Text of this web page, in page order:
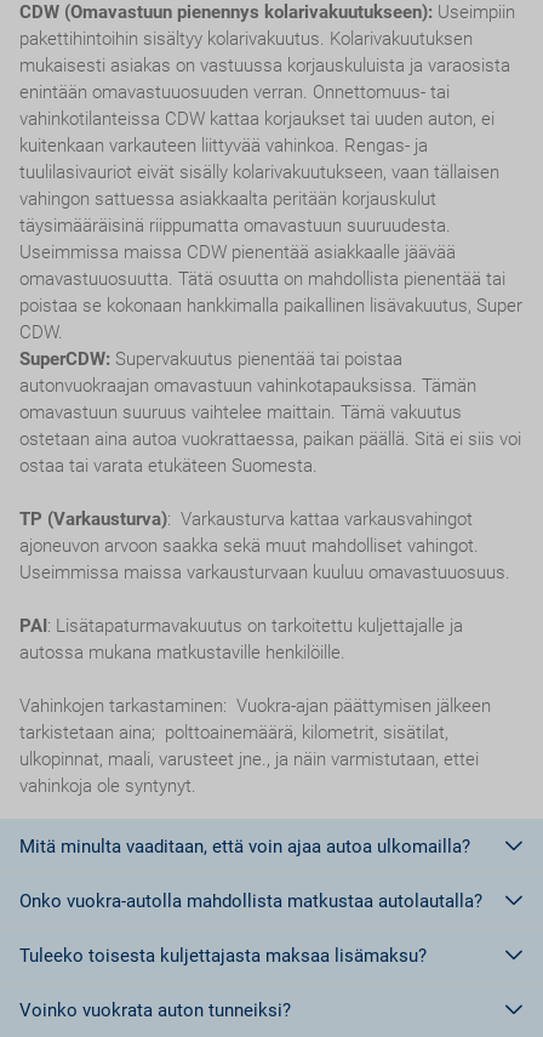
CDW (Omavastuun pienennys kolarivakuutukseen): Useimpiin
pakettihintoihin sisältyy kolarivakuutus. Kolarivakuutuksen
mukaisesti asiakas on vastuussa korjauskuluista ja varaosista
enintään omavastuuosuuden verran. Onnettomuus- tai
vahinkotilanteissa CDW kattaa korjaukset tai uuden auton, ei
kuitenkaan varkauteen liittyvää vahinkoa. Rengas- ja
tuulilasivauriot eivät sisälly kolarivakuutukseen, vaan tällaisen
vahingon sattuessa asiakkaalta peritään korjauskulut
täysimääräisinä riippumatta omavastuun suuruudesta.
Useimmissa maissa CDW pienentää asiakkaalle jäävää
omavastuuosuutta. Tätä osuutta on mahdollista pienentää tai
poistaa se kokonaan hankkimalla paikallinen lisävakuutus, Super
CDW.
SuperCDW: Supervakuutus pienentää tai poistaa
autonvuokraajan omavastuun vahinkotapauksissa. Tämän
omavastuun suuruus vaihtelee maittain. Tämä vakuutus
ostetaan aina autoa vuokrattaessa, paikan päällä. Sitä ei siis voi
ostaa tai varata etukäteen Suomesta.
TP (Varkausturva): Varkausturva kattaa varkausvahingot
ajoneuvon arvoon saakka sekä muut mahdolliset vahingot.
Useimmissa maissa varkausturvaan kuuluu omavastuuosuus.
PAI: Lisätapaturmavakuutus on tarkoitettu kuljettajalle ja
autossa mukana matkustaville henkilöille.
Vahinkojen tarkastaminen: Vuokra-ajan päättymisen jälkeen
tarkistetaan aina; polttoainemäärä, kilometrit, sisätilat,
ulkopinnat, maali, varusteet jne., ja näin varmistutaan, ettei
vahinkoja ole syntynyt.
Mitä minulta vaaditaan, että voin ajaa autoa ulkomailla?
Euroopan unionin jäsenmaissa riittää ajokortti.
kuulu Geneven tai Wienin yleissopimuksen piiriin tulee olla
Kansainvälisiä ajokortteja voi Suomessa hankkia kahta erilaista
Onko vuokra-autolla mahdollista matkustaa autolautalla?
Ei,ei ole sallittua matkustaa autolautalla vuokra-autolla.
Tuleeko toisesta kuljettajasta maksaa lisämaksu?
Kyllä.Jokaisesta lisäkuljettajasta tulee maksaa lisämaksu.
Voinko vuokrata auton tunneiksi?